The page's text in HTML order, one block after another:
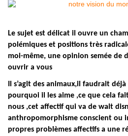
Le sujet est délicat il ouvre un
polémiques et positions très
moi-même, une opinion semée de
ouvrir a vous
Il s’agit des animaux,il faudrait
pourquoi il les aime ,ce que cela
nous ,cet affectif qui va de walt
anthropomorphisme conscient ou
propres problèmes affectifs a une